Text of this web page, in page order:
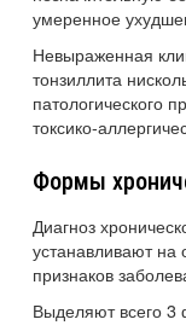
умеренное
Невыраженная
тонзиллита
патологического
токсико-
Формы
Диагноз
устанавливают на
признаков
Выделяют всего 3